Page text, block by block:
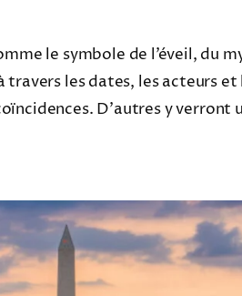
le symbole de l’éveil, du
les dates, les acteurs
D’autres y